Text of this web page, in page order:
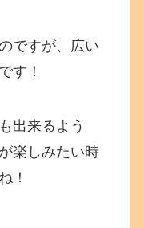
ですが、広い
す！
出来るよう
楽しみたい時
！